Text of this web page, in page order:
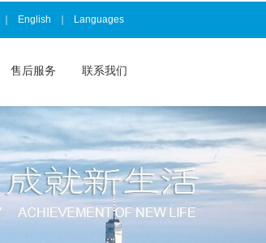
English Languages
售后服务 联系我们